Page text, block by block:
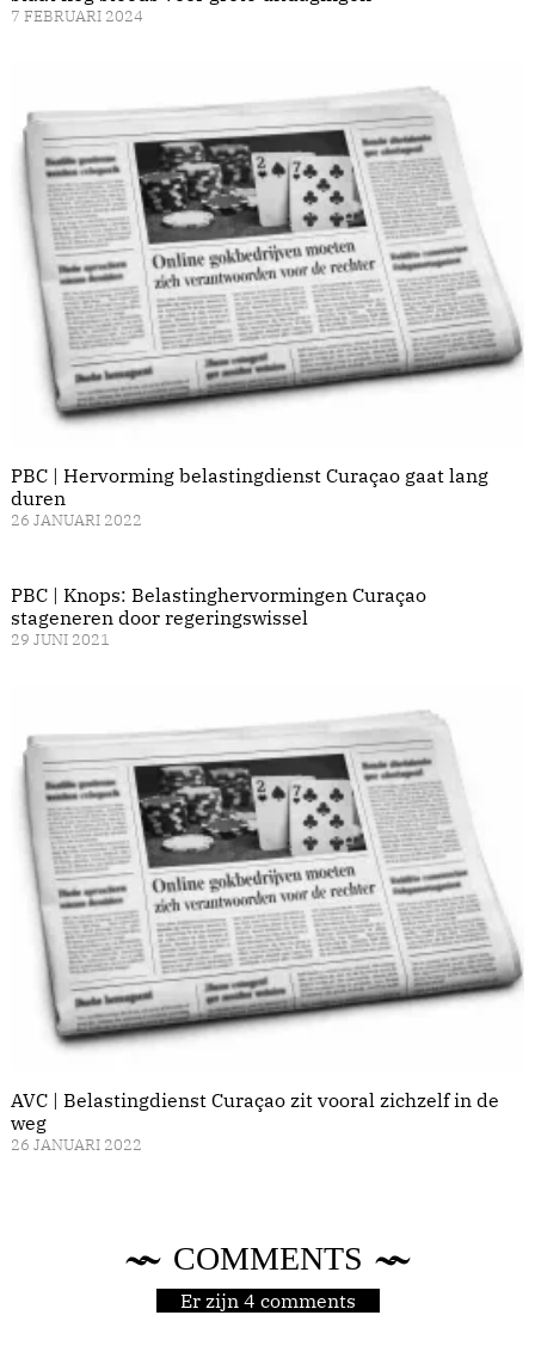
7 FEBRUARI 2024
PBC | Hervorming belastingdienst Curaçao gaat lang
duren
26 JANUARI 2022
PBC | Knops: Belastinghervormingen Curaçao
stageneren door regeringswissel
29 JUNI 2021
AVC | Belastingdienst Curaçao zit vooral zichzelf in de
weg
26 JANUARI 2022
COMMENTS
Er zijn 4 comments